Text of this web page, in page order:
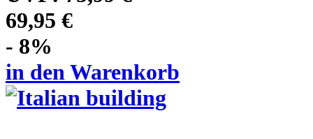
69,95 €
- 8%
in den Warenkorb